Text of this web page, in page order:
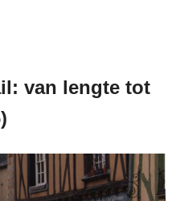
van lengte tot